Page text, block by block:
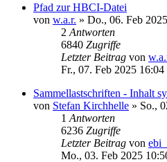
Pfad zur HBCI-Datei
von w.a.r. » Do., 06. Feb
2 Antworten
6840 Zugriffe
Letzter Beitrag von
Fr., 07. Feb 2025 16:04
Sammellastschriften - Inhalt
von Stefan Kirchhelle » So.,
1 Antworten
6236 Zugriffe
Letzter Beitrag von
Mo., 03. Feb 2025